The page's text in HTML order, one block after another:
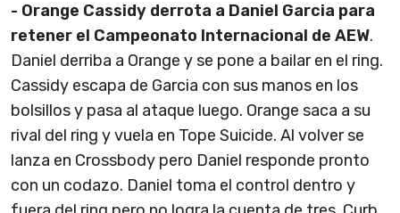
- Orange Cassidy derrota a Daniel Garcia para
retener el Campeonato Internacional de AEW.
Daniel derriba a Orange y se pone a bailar en el ring.
Cassidy escapa de Garcia con sus manos en los
bolsillos y pasa al ataque luego. Orange saca a su
rival del ring y vuela en Tope Suicide. Al volver se
lanza en Crossbody pero Daniel responde pronto
con un codazo. Daniel toma el control dentro y